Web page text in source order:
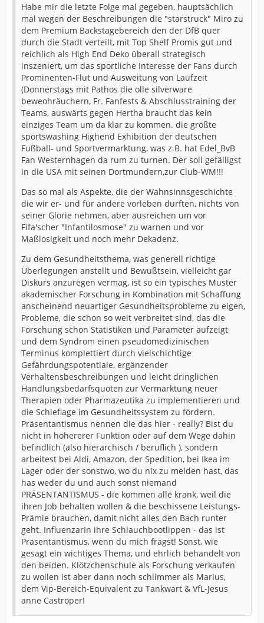
Habe mir die letzte Folge mal gegeben, hauptsächlich
mal wegen der Beschreibungen die "starstruck" Miro zu
dem Premium Backstagebereich den der DfB quer
durch die Stadt verteilt, mit Top Shelf Promis gut und
reichlich als High End Deko überall strategisch
inszeniert, um das sportliche Interesse der Fans durch
Prominenten-Flut und Ausweitung von Laufzeit
(Donnerstags mit Pathos die olle silverware
beweohräuchern, Fr. Fanfests & Abschlusstraining der
Teams, auswärts gegen Hertha braucht das kein
einziges Team um da klar zu kommen. die größte
sportswashing Highend Exhibition der deutschen
Fußball- und Sportvermarktung, was z.B. hat Edel_BvB
Fan Westernhagen da rum zu turnen. Der soll gefälligst
in die USA mit seinen Dortmundern,zur Club-WM!!!
Das so mal als Aspekte, die der Wahnsinnsgeschichte
die wir er- und für andere vorleben durften, nichts von
seiner Glorie nehmen, aber ausreichen um vor
Fifa'scher "Infantilosmose" zu warnen und vor
Maßlosigkeit und noch mehr Dekadenz.
Zu dem Gesundheitsthema, was generell richtige
Überlegungen anstellt und Bewußtsein, vielleicht gar
Diskurs anzuregen vermag, ist so ein typisches Muster
akademischer Forschung in Kombination mit Schaffung
anscheinend neuartiger Gesundheitsprobleme zu eigen,
Probleme, die schon so weit verbreitet sind, das die
Forschung schon Statistiken und Parameter aufzeigt
und dem Syndrom einen pseudomedizinischen
Terminus komplettiert durch vielschichtige
Gefährdungspotentiale, ergänzender
Verhaltensbeschreibungen und leicht dringlichen
Handlungsbedarfsquoten zur Vermarktung neuer
Therapien oder Pharmazeutika zu implementieren und
die Schieflage im Gesundheitssystem zu fördern.
Präsentantismus nennen die das hier - really? Bist du
nicht in höhererer Funktion oder auf dem Wege dahin
befindlich (also hierarchisch / beruflich ), sondern
arbeitest bei Aldi, Amazon, der Spedition, bei Ikea im
Lager oder der sonstwo, wo du nix zu melden hast, das
has weder du und auch sonst niemand
PRÄSENTANTISMUS - die kommen alle krank, weil die
ihren Job behalten wollen & die beschissene Leistungs-
Prämie brauchen, damit nicht alles den Bach runter
geht. InfluenzarIn ihre Schlauchbootlippen - das ist
Präsentantismus, wenn du mich fragst! Sonst, wie
gesagt ein wichtiges Thema, und ehrlich behandelt von
den beiden. Klötzchenschule als Forschung verkaufen
zu wollen ist aber dann noch schlimmer als Marius,
dem Vip-Bereich-Equivalent zu Tankwart & VfL-Jesus
anne Castroper!